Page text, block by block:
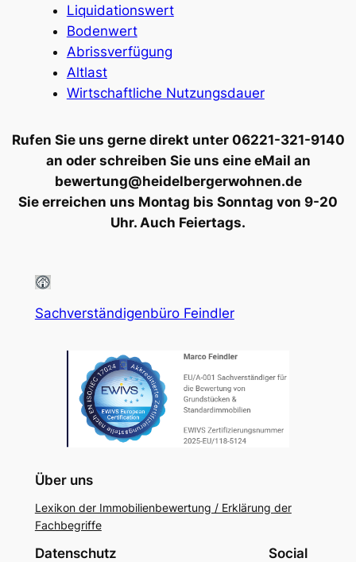
Liquidationswert
Bodenwert
Abrissverfügung
Altlast
Wirtschaftliche Nutzungsdauer
Rufen Sie uns gerne direkt unter 06221-321-9140
an oder schreiben Sie uns eine eMail an
bewertung@heidelbergerwohnen.de
Sie erreichen uns Montag bis Sonntag von 9-20
Uhr. Auch Feiertags.
Sachverständigenbüro Feindler
Über uns
Lexikon der Immobilienbewertung / Erklärung der
Fachbegriffe
Datenschutz Social